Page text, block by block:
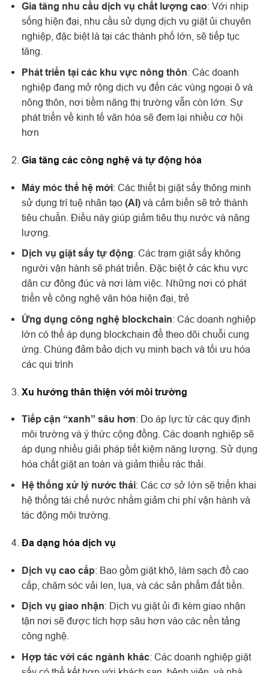
Gia tăng nhu cầu dịch vụ chất lượng cao: Với nhịp
sống hiện đại, nhu cầu sử dụng dịch vụ giặt ủi chuyên
nghiệp, đặc biệt là tại các thành phố lớn, sẽ tiếp tục
tăng.
Phát triển tại các khu vực nông thôn: Các doanh
nghiệp đang mở rộng dịch vụ đến các vùng ngoại ô và
nông thôn, nơi tiềm năng thị trường vẫn còn lớn. Sự
phát triển về kinh tế văn hóa sẽ đem lại nhiều cơ hội
hơn
Gia tăng các công nghệ và tự động hóa
Máy móc thế hệ mới: Các thiết bị giặt sấy thông minh
sử dụng trí tuệ nhân tạo (AI)và cảm biến sẽ trở thành
tiêu chuẩn. Điều này giúp giảm tiêu thụ nước và năng
lượng.
Dịch vụ giặt sấy tự động: Các trạm giặt sấy không
người vận hành sẽ phát triển. Đặc biệt ở các khu vực
dân cư đông đúc và nơi làm việc. Những nơi có phát
triển về công nghệ văn hóa hiện đại, trẻ
Ứng dụng công nghệ blockchain: Các doanh nghiệp
lớn có thể áp dụng blockchain để theo dõi chuỗi cung
ứng. Chúng đảm bảo dịch vụ minh bạch và tối ưu hóa
các qui trình
Xu hướng thân thiện với môi trường
Tiếp cận “xanh” sâu hơn: Do áp lực từ các quy định
môi trường và ý thức cộng đồng. Các doanh nghiệp sẽ
áp dụng nhiều giải pháp tiết kiệm năng lượng. Sử dụng
hóa chất giặt an toàn và giảm thiểu rác thải.
Hệ thống xử lý nước thải: Các cơ sở lớn sẽ triển khai
hệ thống tái chế nước nhằm giảm chi phí vận hành và
tác động môi trường.
Đa dạng hóa dịch vụ
Dịch vụ cao cấp: Bao gồm giặt khô, làm sạch đồ cao
cấp, chăm sóc vải len, lụa, và các sản phẩm đắt tiền.
Dịch vụ giao nhận: Dịch vụ giặt ủi đi kèm giao nhận
tận nơi sẽ được tích hợp sâu hơn vào các nền tảng
công nghệ.
Hợp tác với các ngành khác: Các doanh nghiệp giặt